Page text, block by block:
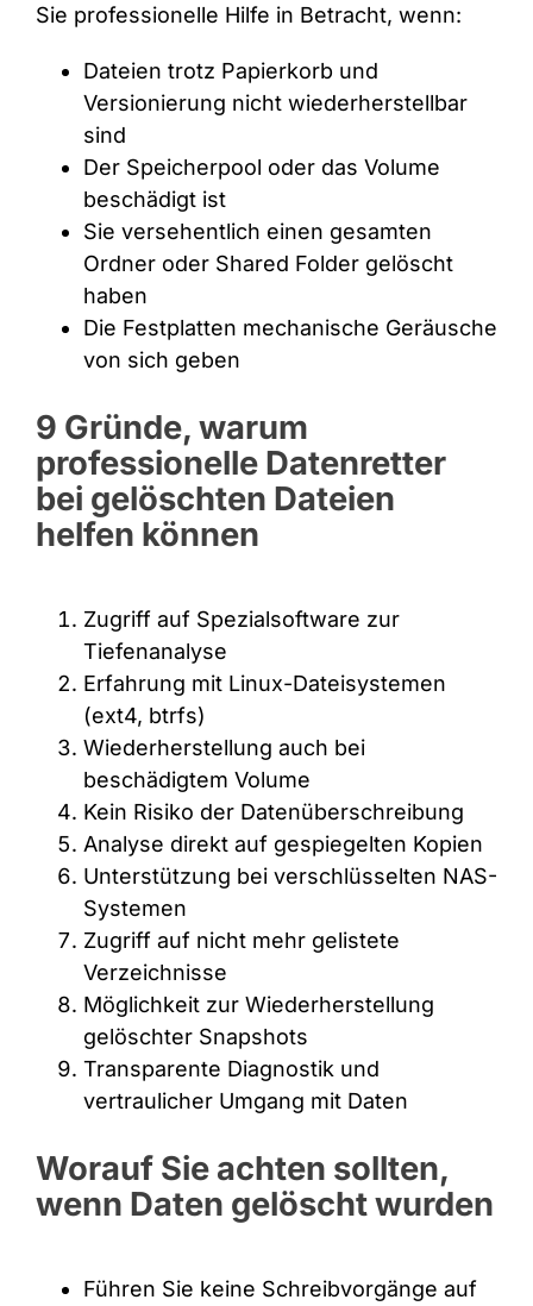
Sie professionelle Hilfe in Betracht, wenn:
Dateien trotz Papierkorb und
Versionierung nicht wiederherstellbar
sind
Der Speicherpool oder das Volume
beschädigt ist
Sie versehentlich einen gesamten
Ordner oder Shared Folder gelöscht
haben
Die Festplatten mechanische Geräusche
von sich geben
9 Gründe, warum
professionelle Datenretter
bei gelöschten Dateien
helfen können
Zugriff auf Spezialsoftware zur
Tiefenanalyse
Erfahrung mit Linux-Dateisystemen
(ext4, btrfs)
Wiederherstellung auch bei
beschädigtem Volume
Kein Risiko der Datenüberschreibung
Analyse direkt auf gespiegelten Kopien
Unterstützung bei verschlüsselten NAS-
Systemen
Zugriff auf nicht mehr gelistete
Verzeichnisse
Möglichkeit zur Wiederherstellung
gelöschter Snapshots
Transparente Diagnostik und
vertraulicher Umgang mit Daten
Worauf Sie achten sollten,
wenn Daten gelöscht wurden
Führen Sie keine Schreibvorgänge auf